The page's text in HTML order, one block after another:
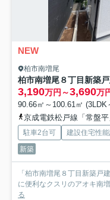
NEW
柏市南増尾
柏市南増尾８丁目新築戸
3,190万円～3,690万
90.66㎡～100.61㎡
京成電鉄松戸線「常盤
駐車2台可 建設住宅性
新築
「柏市南増尾８丁目新築戸
に便利なクスリのアオキ南
る